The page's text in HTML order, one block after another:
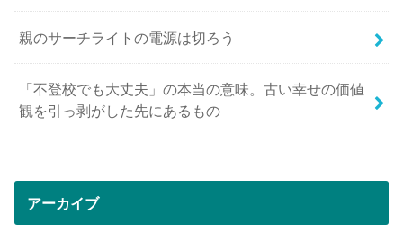
親のサーチライトの電源は切ろう
「不登校でも大丈夫」の本当の意味。古い幸せの価値
観を引っ剥がした先にあるもの
アーカイブ